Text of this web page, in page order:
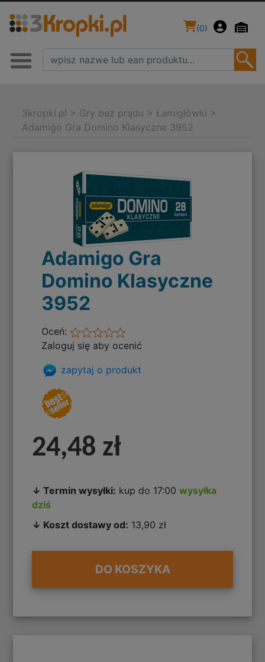
(0)
3kropki.pl > Gry bez prądu >Łamigłówki >
Adamigo Gra Domino Klasyczne 3952
Adamigo Gra
Domino Klasyczne
3952
Oceń:
Zaloguj się aby ocenić
zapytaj o produkt
24,48 zł
↓ Termin wysyłki: kup do 17:00wysyłka
dziś
↓ Koszt dostawy od: 13,90 zł
DO KOSZYKA